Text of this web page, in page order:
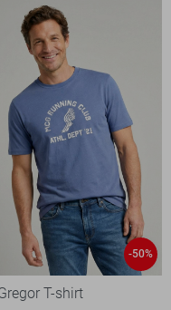
-50%
T-shirt